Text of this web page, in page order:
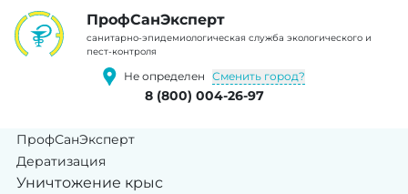
ПрофCанЭксперт
cанитарно-эпидемиологическая служба экологического и
пест-контроля
Не определен Сменить город?
8 (800) 004-26-97
ПрофСанЭксперт
Дератизация
Уничтожение крыс